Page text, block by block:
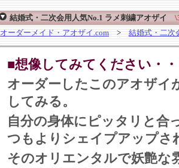
結婚式・二次会用人気No.1 ラメ刺繍アオザイ
オーダーメイド・アオザイ.com > 結婚式・二次
■想像してみてください・
オーダーしたこのアオザイ
してみる。
自分の身体にピッタリと合
つもよりシェイプアップさ
そのオリエンタルで妖艶な